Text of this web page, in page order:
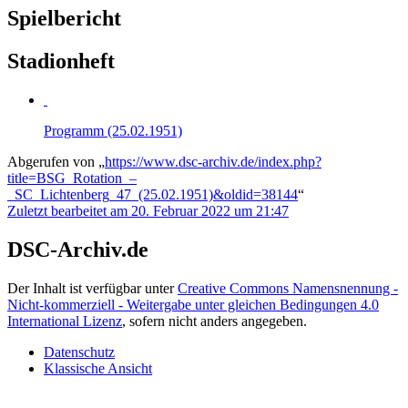
Spielbericht
Stadionheft
Programm (25.02.1951)
Abgerufen von „https://www.dsc-archiv.de/index.php?
title=BSG_Rotation_–
_SC_Lichtenberg_47_(25.02.1951)&oldid=38144“
Zuletzt bearbeitet am 20. Februar 2022 um 21:47
DSC-Archiv.de
Der Inhalt ist verfügbar unterCreative Commons Namensnennung -
Nicht-kommerziell - Weitergabe unter gleichen Bedingungen 4.0
International Lizenz, sofern nicht anders angegeben.
Datenschutz
Klassische Ansicht